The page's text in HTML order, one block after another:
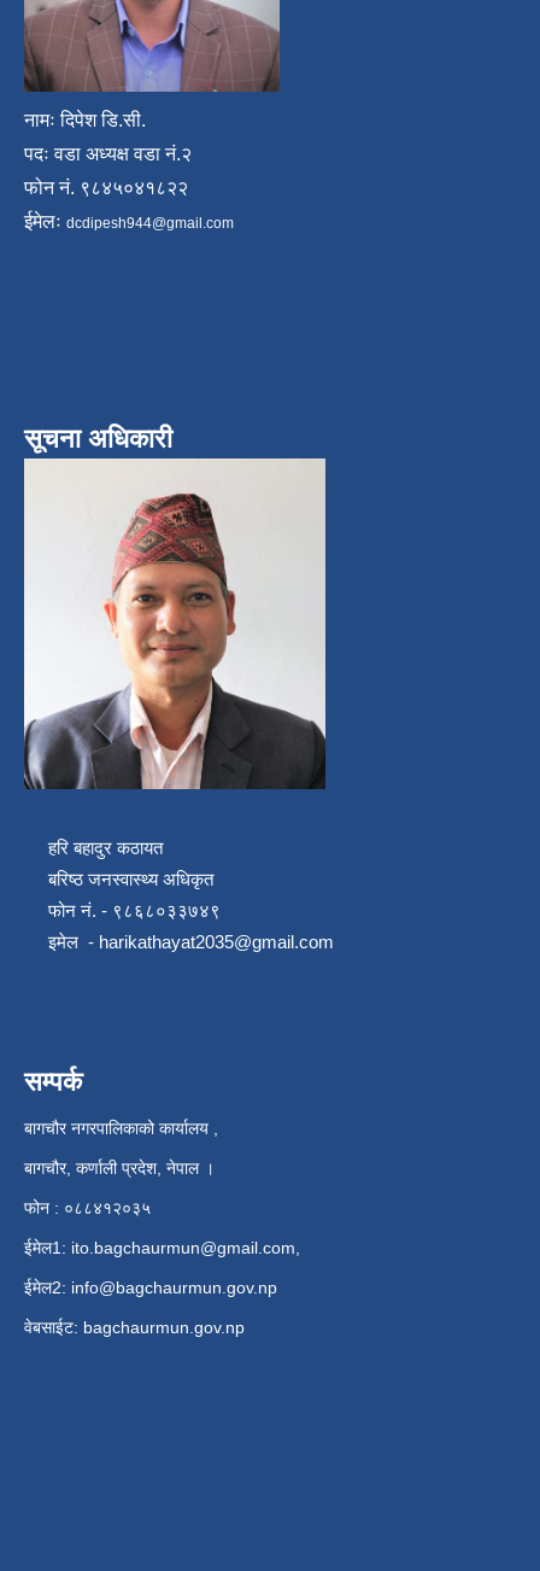
नामः दिपेश डि.सी.
पदः वडा अध्यक्ष वडा नं.२
फोन नं. ९८४५०४१८२२
ईमेलः dcdipesh944@gmail.com
सूचना अधिकारी
हरि बहादुर कठायत
बरिष्ठ जनस्वास्थ्य अधिकृत
फोन नं. - ९८६८०३३७४९
इमेल - harikathayat2035@gmail.com
सम्पर्क
बागचौर नगरपालिकाको कार्यालय ,
बागचौर, कर्णाली प्रदेश, नेपाल ।
फोन : ०८८४१२०३५
ईमेल1: ito.bagchaurmun@gmail.com
ईमेल2: info@bagchaurmun.gov.np
वे‍बसाईट: bagchaurmun.gov.np